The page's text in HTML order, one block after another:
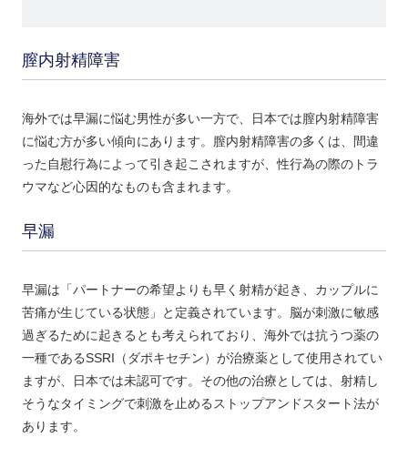
膣内射精障害
海外では早漏に悩む男性が多い一方で、日本では膣内射精障害
に悩む方が多い傾向にあります。膣内射精障害の多くは、間違
った自慰行為によって引き起こされますが、性行為の際のトラ
ウマなど心因的なものも含まれます。
早漏
早漏は「パートナーの希望よりも早く射精が起き、カップルに
苦痛が生じている状態」と定義されています。脳が刺激に敏感
過ぎるために起きるとも考えられており、海外では抗うつ薬の
一種であるSSRI（ダポキセチン）が治療薬として使用されてい
ますが、日本では未認可です。その他の治療としては、射精し
そうなタイミングで刺激を止めるストップアンドスタート法が
あります。